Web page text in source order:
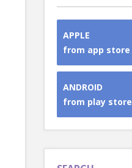
APPLE
from app store
ANDROID
from play store